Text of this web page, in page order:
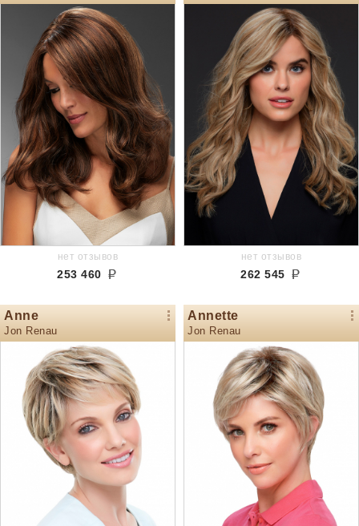
нет отзывов
253 460
нет отзывов
262 545
Anne
Jon Renau
Annette
Jon Renau